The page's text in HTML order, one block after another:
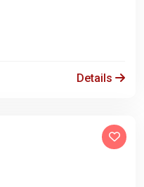
Details